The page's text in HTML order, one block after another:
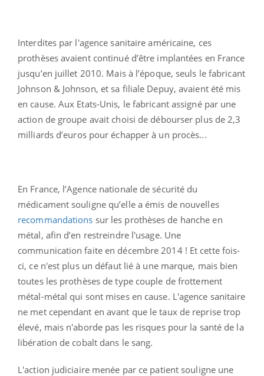
Interdites par l'agence sanitaire américaine, ces
prothèses avaient continué d’être implantées en France
jusqu’en juillet 2010. Mais à l’époque, seuls le fabricant
Johnson & Johnson, et sa filiale Depuy, avaient été mis
en cause. Aux Etats-Unis, le fabricant assigné par une
action de groupe avait choisi de débourser plus de 2,3
milliards d’euros pour échapper à un procès...
En France, l’Agence nationale de sécurité du
médicament souligne qu’elle a émis de nouvelles
recommandations sur les prothèses de hanche en
métal, afin d’en restreindre l'usage. Une
communication faite en décembre 2014 ! Et cette fois-
ci, ce n'est plus un défaut lié à une marque, mais bien
toutes les prothèses de type couple de frottement
métal-métal qui sont mises en cause. L'agence sanitaire
ne met cependant en avant que le taux de reprise trop
élevé, mais n'aborde pas les risques pour la santé de la
libération de cobalt dans le sang.
L'action judiciaire menée par ce patient souligne une